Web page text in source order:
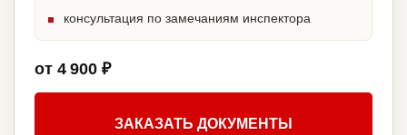
консультация по замечаниям инспектора
от 4 900 ₽
ЗАКАЗАТЬ ДОКУМЕНТЫ